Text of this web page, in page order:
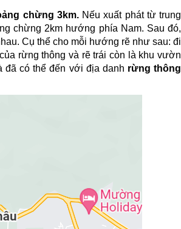
chừng 3km. Nếu xuất phát từ trung
chừng 2km hướng phía Nam. Sau đó,
Cụ thể cho mỗi hướng rẽ như sau: đi
rừng thông và rẽ trái còn là khu vườn
đã có thể đến với địa danh rừng thông